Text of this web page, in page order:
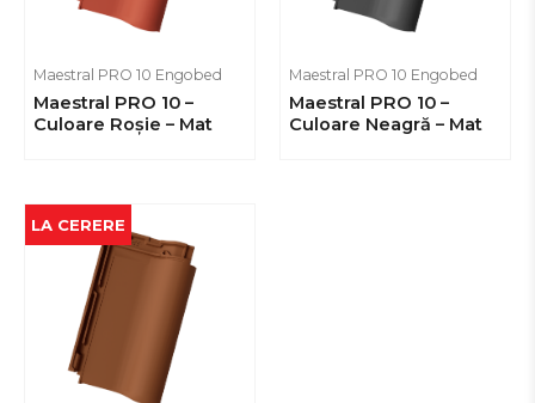
Maestral PRO 10 Engobed
Maestral PRO 10 –
Culoare Roșie – Mat
Maestral PRO 10 Engobed
Maestral PRO 10 –
Culoare Neagră – Mat
LA CERERE